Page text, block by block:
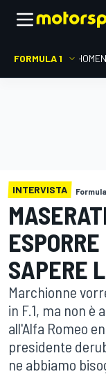
FORMULA 1 HOME
INTERVISTA Formula
SAPERE
Marchionne
in F.1, ma non
all'Alfa Romeo
presidente
ne abbiamo